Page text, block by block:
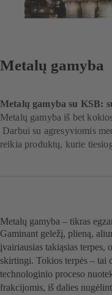
Metalų gamyba
Metalų gamyba su KSB:
Metalų gamyba iš bet
Darbui su agresyviomis
reikia produktų, kurie
Metalų gamyba – tikras
Gaminant geležį, plieną,
įvairiausias takiąsias terpes,
skirtingi. Tokios terpės – tai
technologinio proceso
frakcijomis, iš dalies